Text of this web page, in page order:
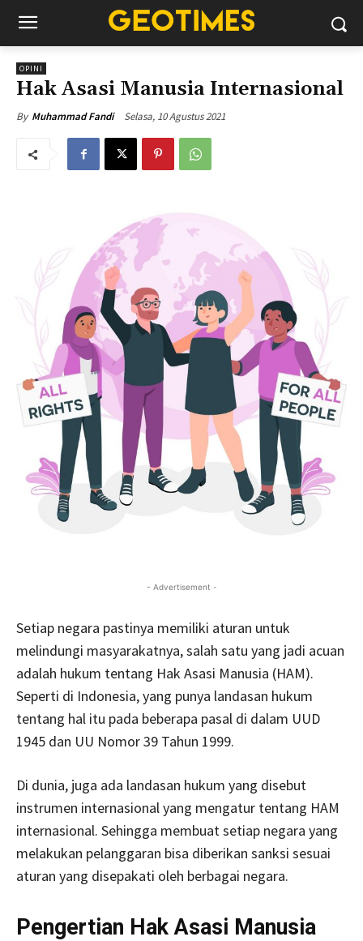
OPINI
Hak Asasi Manusia Internasional
By Muhammad Fandi Selasa, 10 Agustus 2021
- Advertisement -
Setiap negara pastinya memiliki aturan untuk
melindungi masyarakatnya, salah satu yang jadi acuan
adalah hukum tentang Hak Asasi Manusia (HAM).
Seperti di Indonesia, yang punya landasan hukum
tentang hal itu pada beberapa pasal di dalam UUD
1945 dan UU Nomor 39 Tahun 1999.
Di dunia, juga ada landasan hukum yang disebut
instrumen internasional yang mengatur tentang HAM
internasional. Sehingga membuat setiap negara yang
melakukan pelanggaran bisa diberikan sanksi sesuai
aturan yang disepakati oleh berbagai negara.
Pengertian Hak Asasi Manusia